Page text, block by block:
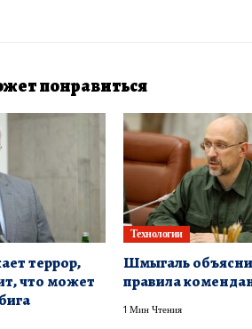
понравиться
террор,
что может
Технологии
Шмыгаль
правила
1 Мин Чтения